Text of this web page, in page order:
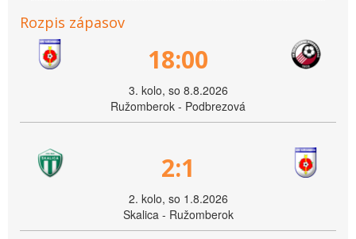
Rozpis zápasov
18:00
3. kolo, so 8.8.2026
Ružomberok - Podbrezová
2:1
2. kolo, so 1.8.2026
Skalica - Ružomberok